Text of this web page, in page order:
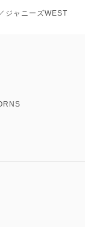
ジャニーズWEST